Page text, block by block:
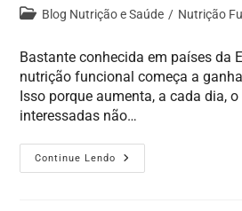
Blog Nutrição e Saúde / Nutrição
Bastante conhecida em países da
nutrição funcional começa a
Isso porque aumenta, a cada dia,
interessadas não…
Continue Lendo